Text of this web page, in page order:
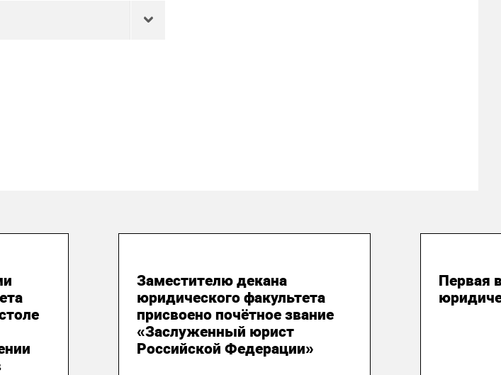
Заместителю декана
юридического факультета
присвоено почётное звание
«Заслуженный юрист
Российской Федерации»
Первая